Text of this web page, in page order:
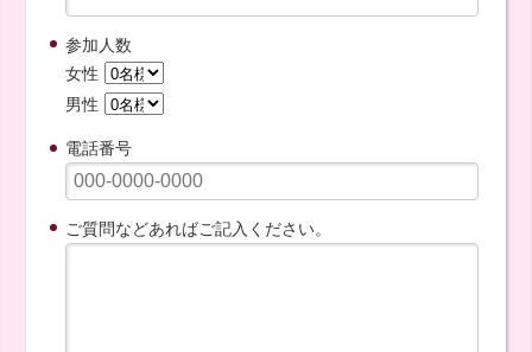
参加人数
女性
男性
電話番号
ご質問などあればご記入ください。